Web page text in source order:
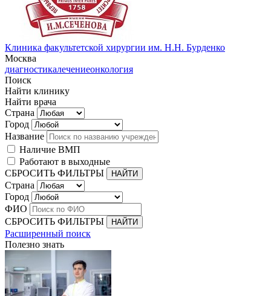
Клиника факультетской хирургии им. Н.Н. Бурденко
Москва
диагностикалечениеонкология
Поиск
Найти клинику
Найти врача
Страна
Город
Название
Наличие ВМП
Работают в выходные
СБРОСИТЬ ФИЛЬТРЫ
Страна
Город
ФИО
СБРОСИТЬ ФИЛЬТРЫ
Расширенный поиск
Полезно знать